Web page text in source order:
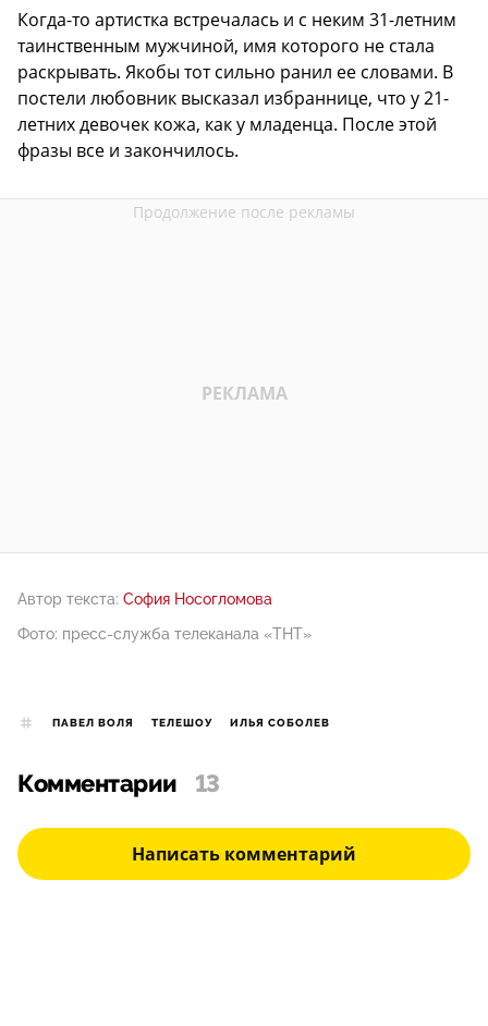
Когда-то артистка встречалась и с неким 31-летним
таинственным мужчиной, имя которого не стала
раскрывать. Якобы тот сильно ранил ее словами. В
постели любовник высказал избраннице, что у 21-
летних девочек кожа, как у младенца. После этой
фразы все и закончилось.
Автор текста: София Носогломова
Фото: пресс-служба телеканала «ТНТ»
ПАВЕЛ ВОЛЯ ТЕЛЕШОУ ИЛЬЯ СОБОЛЕВ
Комментарии 13
Написать комментарий